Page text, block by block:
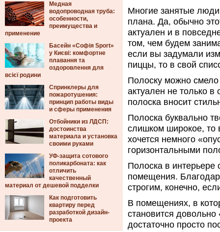
Медная
водопроводная труба:
особенности,
преимущества и
применение
Басейн «Софія Sport»
у Києві: комфортне
плавання та
оздоровлення для
всієї родини
Спринклеры для
пожаротушения:
принцип работы виды
и сферы применения
Отбойники из ЛДСП:
достоинства
материала и установка
своими руками
УФ-защита сотового
поликарбоната: как
отличить
качественный
материал от дешевой подделки
Как подготовить
квартиру перед
разработкой дизайн-
проекта
Многие занятые
плана. Да, обычно
актуален и в
том, чем будем
если вы задумали
пиццы, то в свой
Полоску можно
актуален не только
полоска вносит
Полоска буквально
слишком широкое, то
хочется немного
горизонтальными
Полоска в интерьере
помещения.
строгим, конечно,
В помещениях, в
становится
достаточно просто